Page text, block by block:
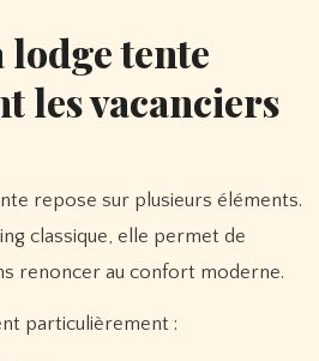
tente
les vacanciers
repose sur plusieurs éléments.
classique, elle permet de
renoncer au confort moderne.
particulièrement :